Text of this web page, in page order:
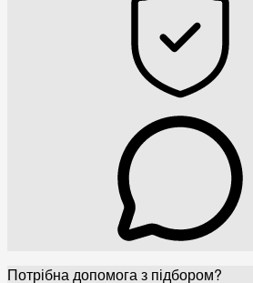
Потрібна допомога з підбором?